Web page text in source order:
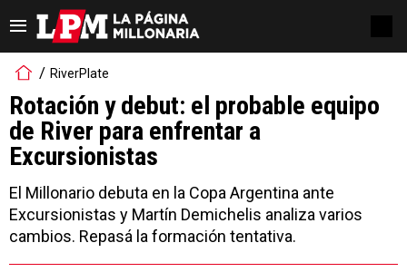
RiverPlate
Rotación y debut: el probable equipo
de River para enfrentar a
Excursionistas
El Millonario debuta en la Copa Argentina ante
Excursionistas y Martín Demichelis analiza varios
cambios. Repasá la formación tentativa.